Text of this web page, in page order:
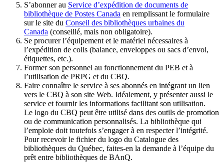
S’abonner au Service d’expédition de documents de
bibliothèque de Postes Canada en remplissant le formulaire
sur le site du Conseil des bibliothèques urbaines du
Canada (conseillé, mais non obligatoire).
Se procurer l’équipement et le matériel nécessaires à
l’expédition de colis (balance, enveloppes ou sacs d’envoi,
étiquettes, etc.).
Former son personnel au fonctionnement du PEB et à
l’utilisation de PRPG et du CBQ.
Faire connaître le service à ses abonnés en intégrant un lien
vers le CBQ à son site Web. Idéalement, y présenter aussi le
service et fournir les informations facilitant son utilisation.
Le logo du CBQ peut être utilisé dans des outils de promotion
ou de communication personnalisés. La bibliothèque qui
l’emploie doit toutefois s’engager à en respecter l’intégrité.
Pour recevoir le fichier du logo du Catalogue des
bibliothèques du Québec, faites-en la demande à l’équipe du
prêt entre bibliothèques de BAnQ.